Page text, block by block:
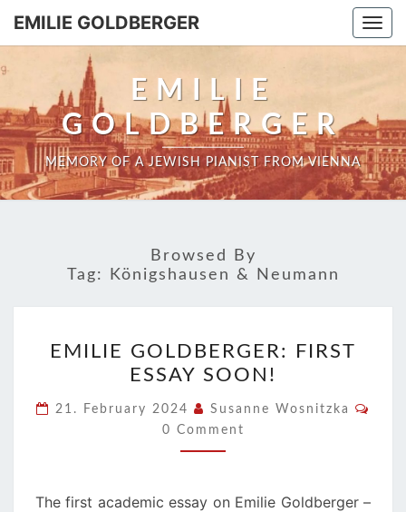
EMILIE GOLDBERGER
EMILIE
GOLDBERGER
MEMORY OF A JEWISH PIANIST FROM VIENNA
Browsed By
Tag:
Königshausen & Neumann
GOLDBERGER:
FIRST
ESSAY
SOON!
EMILIE GOLDBERGER: FIRST
ESSAY SOON!
21. February 2024 Susanne Wosnitzka
0 Comment
The first academic essay on Emilie Goldberger –